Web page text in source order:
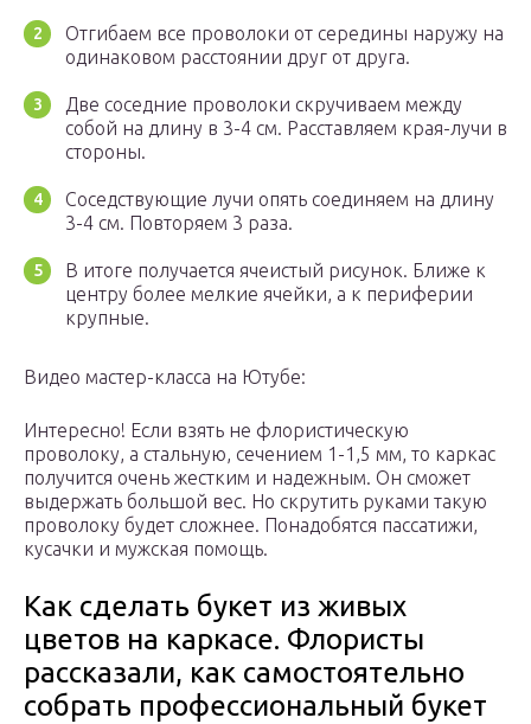
Отгибаем все проволоки от середины наружу на
одинаковом расстоянии друг от друга.
Две соседние проволоки скручиваем между
собой на длину в 3-4 см. Расставляем края-лучи в
стороны.
Соседствующие лучи опять соединяем на длину
3-4 см. Повторяем 3 раза.
В итоге получается ячеистый рисунок. Ближе к
центру более мелкие ячейки, а к периферии
крупные.
Видео мастер-класса на Ютубе:
Интересно! Если взять не флористическую
проволоку, а стальную, сечением 1-1,5 мм, то каркас
получится очень жестким и надежным. Он сможет
выдержать большой вес. Но скрутить руками такую
проволоку будет сложнее. Понадобятся пассатижи,
кусачки и мужская помощь.
Как сделать букет из живых
цветов на каркасе. Флористы
рассказали, как самостоятельно
собрать профессиональный букет